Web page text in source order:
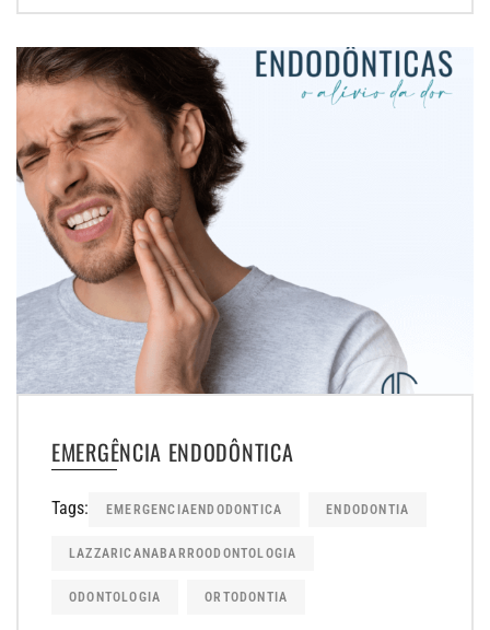
EMERGÊNCIA ENDODÔNTICA
Tags: EMERGENCIAENDODONTICA ENDODONTIA
LAZZARICANABARROODONTOLOGIA
ODONTOLOGIA ORTODONTIA